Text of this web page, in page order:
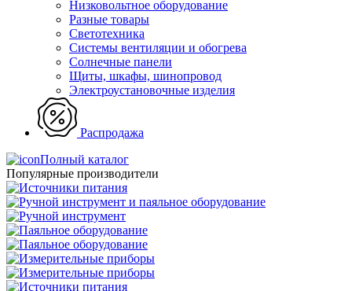
Низковольтное оборудование
Разные товары
Светотехника
Системы вентиляции и обогрева
Солнечные панели
Щиты, шкафы, шинопровод
Электроустановочные изделия
Распродажа
Полный каталог
Популярные производители